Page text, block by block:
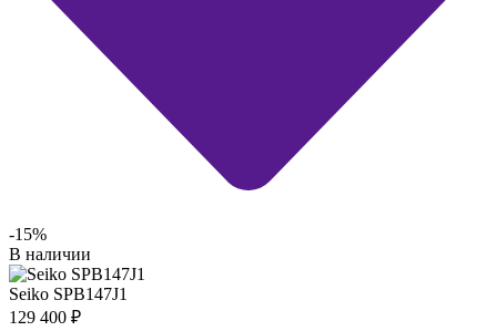
-15%
В наличии
Seiko SPB147J1
129 400 ₽